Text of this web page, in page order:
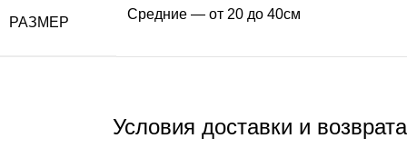
РАЗМЕР
Средние — от 20 до 40см
Условия доставки и возврата